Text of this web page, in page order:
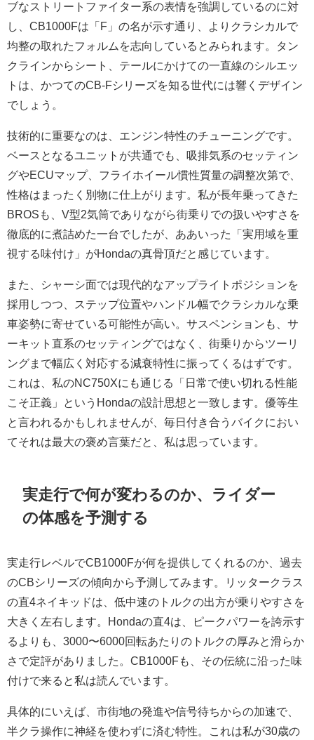
ブなストリートファイター系の表情を強調しているのに対
し、CB1000Fは「F」の名が示す通り、よりクラシカルで
均整の取れたフォルムを志向しているとみられます。タン
クラインからシート、テールにかけての一直線のシルエッ
トは、かつてのCB-Fシリーズを知る世代には響くデザイン
でしょう。
技術的に重要なのは、エンジン特性のチューニングです。
ベースとなるユニットが共通でも、吸排気系のセッティン
グやECUマップ、フライホイール慣性質量の調整次第で、
性格はまったく別物に仕上がります。私が長年乗ってきた
BROSも、V型2気筒でありながら街乗りでの扱いやすさを
徹底的に煮詰めた一台でしたが、ああいった「実用域を重
視する味付け」がHondaの真骨頂だと感じています。
また、シャーシ面では現代的なアップライトポジションを
採用しつつ、ステップ位置やハンドル幅でクラシカルな乗
車姿勢に寄せている可能性が高い。サスペンションも、サ
ーキット直系のセッティングではなく、街乗りからツーリ
ングまで幅広く対応する減衰特性に振ってくるはずです。
これは、私のNC750Xにも通じる「日常で使い切れる性能
こそ正義」というHondaの設計思想と一致します。優等生
と言われるかもしれませんが、毎日付き合うバイクにおい
てそれは最大の褒め言葉だと、私は思っています。
実走行で何が変わるのか、ライダー
の体感を予測する
実走行レベルでCB1000Fが何を提供してくれるのか、過去
のCBシリーズの傾向から予測してみます。リッタークラス
の直4ネイキッドは、低中速のトルクの出方が乗りやすさを
大きく左右します。Hondaの直4は、ピークパワーを誇示す
るよりも、3000〜6000回転あたりのトルクの厚みと滑らか
さで定評がありました。CB1000Fも、その伝統に沿った味
付けで来ると私は読んでいます。
具体的にいえば、市街地の発進や信号待ちからの加速で、
半クラ操作に神経を使わずに済む特性。これは私が30歳の